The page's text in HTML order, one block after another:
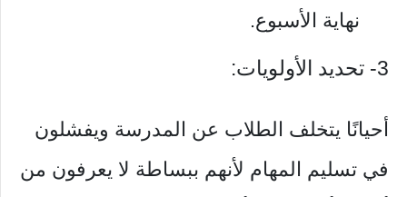
نهاية الأسبوع.
3- تحديد الأولويات:
أحيانًا يتخلف الطلاب عن المدرسة ويفشلون
في تسليم المهام لأنهم ببساطة لا يعرفون من